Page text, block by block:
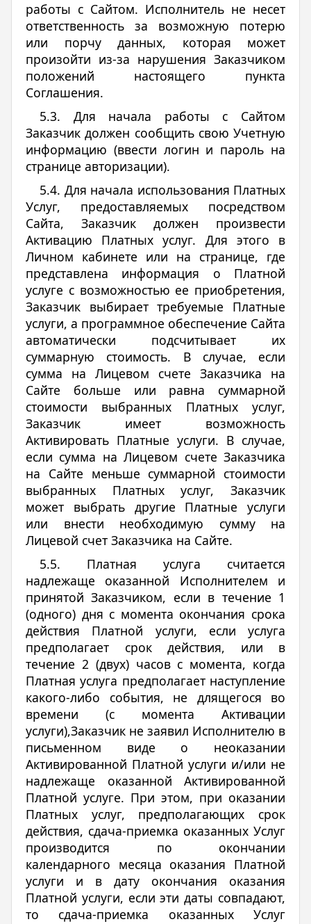
работы с Сайтом. Исполнитель не несет
ответственность за возможную потерю
или порчу данных, которая может
произойти из-за нарушения Заказчиком
положений настоящего пункта
Соглашения.
5.3. Для начала работы с Сайтом
Заказчик должен сообщить свою Учетную
информацию (ввести логин и пароль на
странице авторизации).
5.4. Для начала использования Платных
Услуг, предоставляемых посредством
Сайта, Заказчик должен произвести
Активацию Платных услуг. Для этого в
Личном кабинете или на странице, где
представлена информация о Платной
услуге с возможностью ее приобретения,
Заказчик выбирает требуемые Платные
услуги, а программное обеспечение Сайта
автоматически подсчитывает их
суммарную стоимость. В случае, если
сумма на Лицевом счете Заказчика на
Сайте больше или равна суммарной
стоимости выбранных Платных услуг,
Заказчик имеет возможность
Активировать Платные услуги. В случае,
если сумма на Лицевом счете Заказчика
на Сайте меньше суммарной стоимости
выбранных Платных услуг, Заказчик
может выбрать другие Платные услуги
или внести необходимую сумму на
Лицевой счет Заказчика на Сайте.
5.5. Платная услуга считается
надлежаще оказанной Исполнителем и
принятой Заказчиком, если в течение 1
(одного) дня с момента окончания срока
действия Платной услуги, если услуга
предполагает срок действия, или в
течение 2 (двух) часов с момента, когда
Платная услуга предполагает наступление
какого-либо события, не длящегося во
времени (с момента Активации
услуги),Заказчик не заявил Исполнителю в
письменном виде о неоказании
Активированной Платной услуги и/или не
надлежаще оказанной Активированной
Платной услуге. При этом, при оказании
Платных услуг, предполагающих срок
действия, сдача-приемка оказанных Услуг
производится по окончании
календарного месяца оказания Платной
услуги и в дату окончания оказания
Платной услуги, если эти даты совпадают,
то сдача-приемка оказанных Услуг